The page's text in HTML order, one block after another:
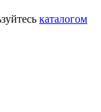
каталогом